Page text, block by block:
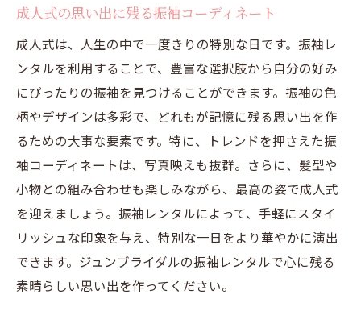
成人式の思い出に残る振袖コーディネート
成人式は、人生の中で一度きりの特別な日です。振袖レ
ンタルを利用することで、豊富な選択肢から自分の好み
にぴったりの振袖を見つけることができます。振袖の色
柄やデザインは多彩で、どれもが記憶に残る思い出を作
るための大事な要素です。特に、トレンドを押さえた振
袖コーディネートは、写真映えも抜群。さらに、髪型や
小物との組み合わせも楽しみながら、最高の姿で成人式
を迎えましょう。振袖レンタルによって、手軽にスタイ
リッシュな印象を与え、特別な一日をより華やかに演出
できます。ジュンブライダルの振袖レンタルで心に残る
素晴らしい思い出を作ってください。